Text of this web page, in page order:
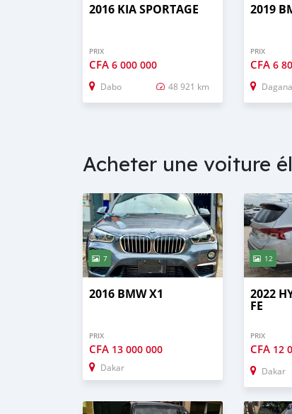
2016 KIA SPORTAGE
PRIX
CFA 6 000 000
Dabo 48 921 km
2019
PRIX
CFA 6
Dagana
Acheter une voiture
7
2016 BMW X1
PRIX
CFA 13 000 000
Dakar
12
2022
FE
PRIX
CFA 12
Dakar